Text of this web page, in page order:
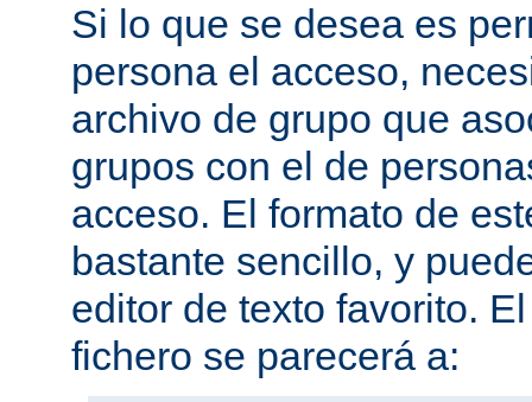
Si lo que se desea es
persona el acceso,
archivo de grupo que
grupos con el de
acceso. El formato de
bastante sencillo, y
editor de texto favorito.
fichero se parecerá a: